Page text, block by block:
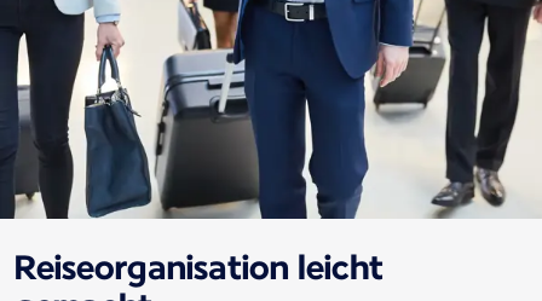
Reiseorganisation leicht